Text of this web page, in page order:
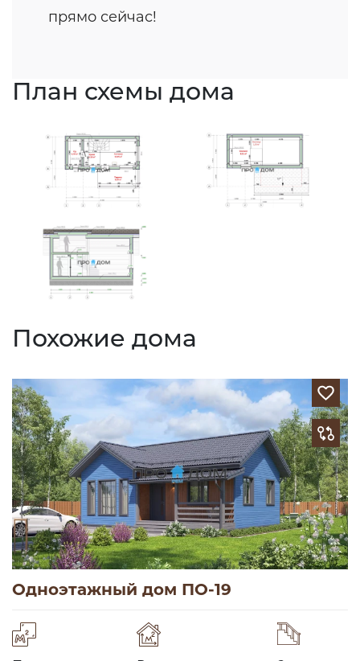
прямо сейчас!
План схемы дома
Похожие дома
Одноэтажный дом ПО-19